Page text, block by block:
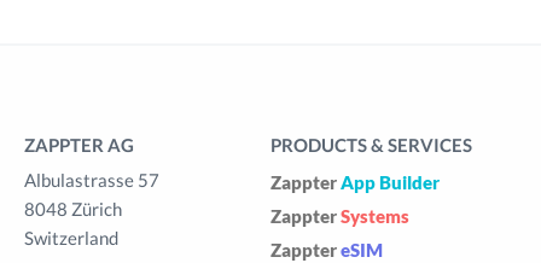
ZAPPTER AG
Albulastrasse 57
8048 Zürich
Switzerland
PRODUCTS & SERVICES
ZappterApp Builder
ZappterSystems
ZapptereSIM